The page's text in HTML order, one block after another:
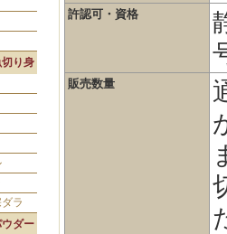
り身
ラ
ダー
許認可・資格
販売数量